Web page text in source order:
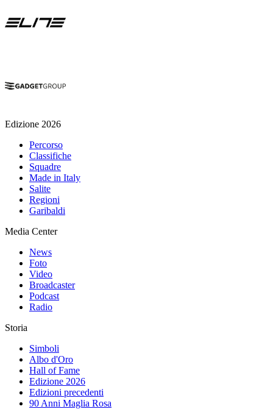
Edizione 2026
Percorso
Classifiche
Squadre
Made in Italy
Salite
Regioni
Garibaldi
Media Center
News
Foto
Video
Broadcaster
Podcast
Radio
Storia
Simboli
Albo d'Oro
Hall of Fame
Edizione 2026
Edizioni precedenti
90 Anni Maglia Rosa